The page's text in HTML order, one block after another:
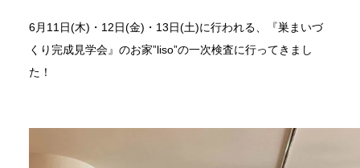
6月11日(木)・12日(金)・13日(土)に行われる、『巣まいづ
くり完成見学会』のお家”liso”の一次検査に行ってきまし
た！